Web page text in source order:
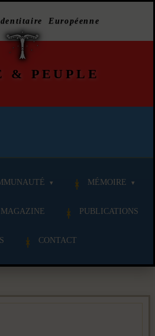
Européenne
& PEUPLE
MÉMOIRE
MAGAZINE PUBLICATIONS
CONTACT